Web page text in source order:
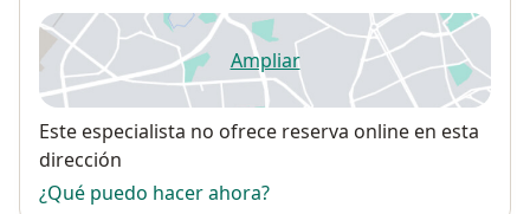
Ampliarse abre en una nueva
Disponibilidad
Este especialista no ofrece reserva online en esta
dirección
¿Qué puedo hacer ahora?